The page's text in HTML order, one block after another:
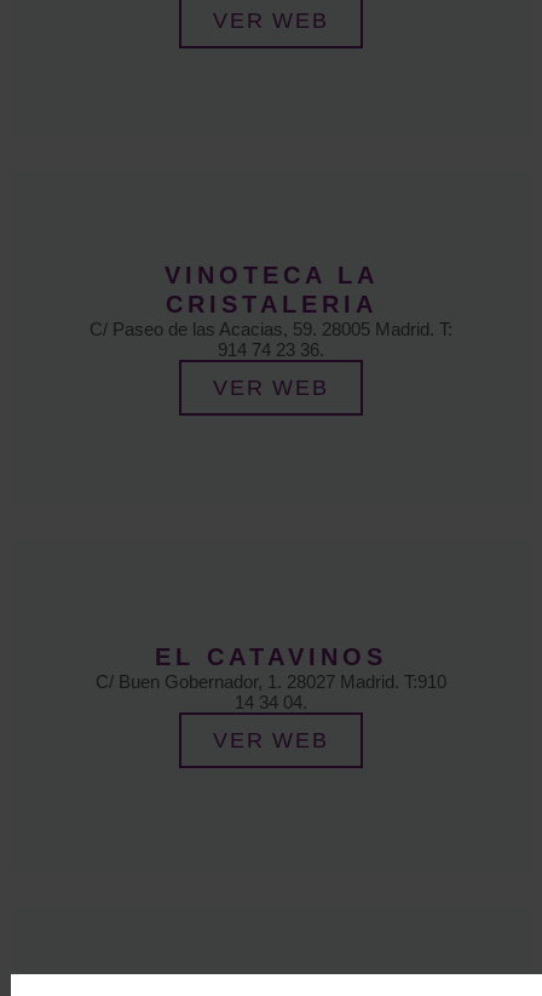
VER WEB
VINOTECA LA
CRISTALERIA
C/ Paseo de las Acacias, 59. 28005 Madrid. T:
914 74 23 36.
VER WEB
EL CATAVINOS
C/ Buen Gobernador, 1. 28027 Madrid. T:910
14 34 04.
VER WEB